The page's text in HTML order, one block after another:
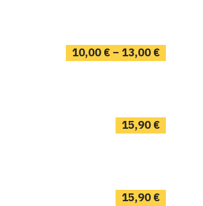
10,00€– 13,00€
15,90€
15,90€